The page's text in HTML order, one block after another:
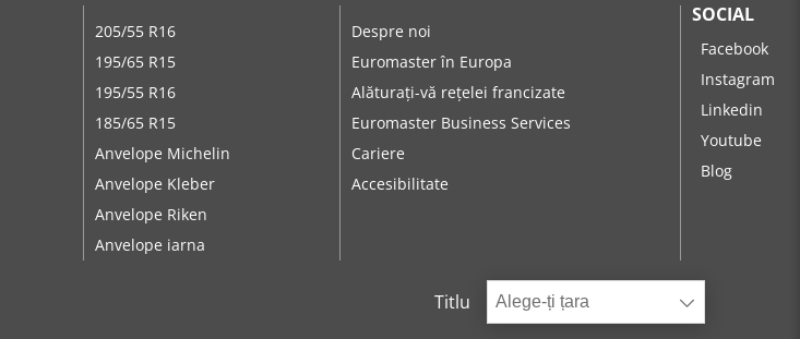
205/55 R16
195/65 R15
195/55 R16
185/65 R15
Anvelope Michelin
Anvelope Kleber
Anvelope Riken
Anvelope iarna
Despre noi
Euromaster în Europa
Alăturați-vă rețelei francizate
Euromaster Business Services
Cariere
Accesibilitate
SOCIAL
Facebook
Instagram
Linkedin
Youtube
Blog
Titlu Alege-ți țara